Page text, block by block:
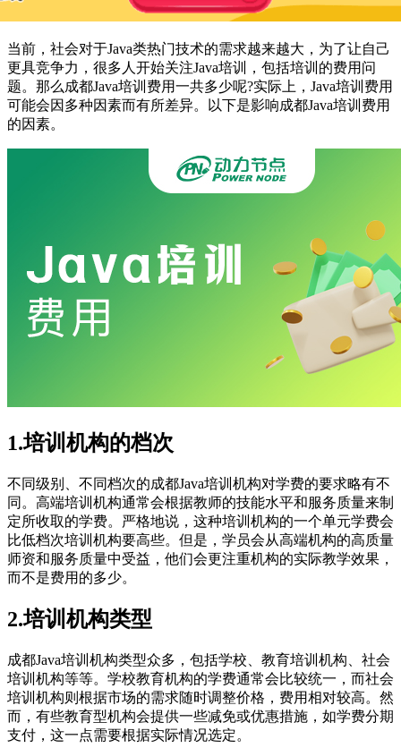
当前，社会对于Java类热门技术的需求越来越大，为了让自己
更具竞争力，很多人开始关注Java培训，包括培训的费用问
题。那么成都Java培训费用一共多少呢?实际上，Java培训费用
可能会因多种因素而有所差异。以下是影响成都Java培训费用
的因素。
1.培训机构的档次
不同级别、不同档次的成都Java培训机构对学费的要求略有不
同。高端培训机构通常会根据教师的技能水平和服务质量来制
定所收取的学费。严格地说，这种培训机构的一个单元学费会
比低档次培训机构要高些。但是，学员会从高端机构的高质量
师资和服务质量中受益，他们会更注重机构的实际教学效果，
而不是费用的多少。
2.培训机构类型
成都Java培训机构类型众多，包括学校、教育培训机构、社会
培训机构等等。学校教育机构的学费通常会比较统一，而社会
培训机构则根据市场的需求随时调整价格，费用相对较高。然
而，有些教育型机构会提供一些减免或优惠措施，如学费分期
支付，这一点需要根据实际情况选定。